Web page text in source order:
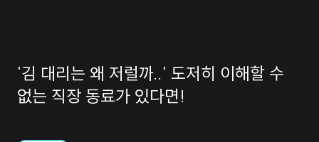
'김 대리는 왜 저럴까..' 도저히 이해할 수
없는 직장 동료가 있다면!